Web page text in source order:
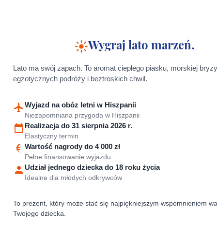
Wygraj lato marzeń.
Lato ma swój zapach. To aromat ciepłego piasku, morskiej
egzotycznych podróży i beztroskich chwil.
Wyjazd na obóz letni w Hiszpanii
Niezapomniana przygoda w Hiszpanii
Realizacja do 31 sierpnia 2026 r.
Elastyczny termin
Wartość nagrody do 4 000 zł
Pełne finansowanie wyjazdu
Udział jednego dziecka do 18 roku życia
Idealne dla młodych odkrywców
To prezent, który może stać się najpiękniejszym wspomnieniem
Twojego dziecka.